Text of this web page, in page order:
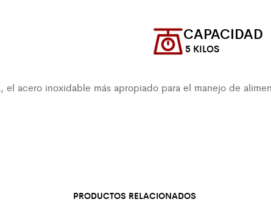
CAPACIDAD
5 KILOS
acero inoxidable más apropiado para el manejo de
PRODUCTOS RELACIONADOS